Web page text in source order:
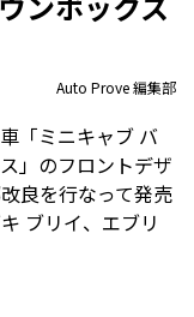
Auto Prove 編集部
「ミニキャブ バ
」のフロントデザ
良を行なって発売
ブリイ、エブリ